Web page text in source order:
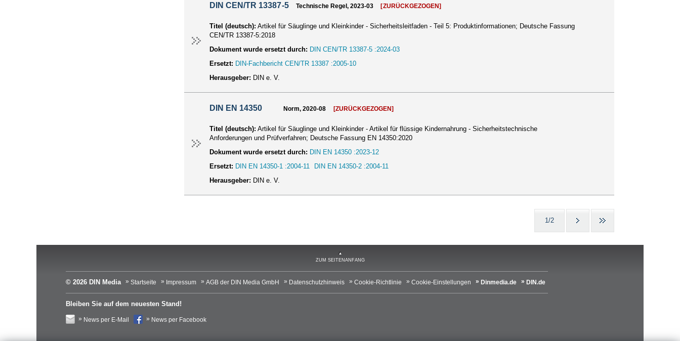
DIN CEN/TR 13387-5 Technische Regel, 2023-03 [ZURÜCKGEZOGEN]
Titel (deutsch): Artikel für Säuglinge und Kleinkinder - Sicherheitsleitfaden - Teil 5: Produktinformationen; Deutsche Fassung
CEN/TR 13387-5:2018
Dokument wurde ersetzt durch: DIN CEN/TR 13387-5 :2024-03
Ersetzt: DIN-Fachbericht CEN/TR 13387 :2005-10
Herausgeber: DIN e. V.
DIN EN 14350 Norm, 2020-08 [ZURÜCKGEZOGEN]
Titel (deutsch): Artikel für Säuglinge und Kleinkinder - Artikel für flüssige Kindernahrung - Sicherheitstechnische
Anforderungen und Prüfverfahren; Deutsche Fassung EN 14350:2020
Dokument wurde ersetzt durch: DIN EN 14350 :2023-12
Ersetzt: DIN EN 14350-1 :2004-11
DIN EN 14350-2 :2004-11
Herausgeber: DIN e. V.
1/2
ZUM SEITENANFANG
© 2026 DIN Media Startseite Impressum AGB der DIN Media GmbH Datenschutzhinweis Cookie-Richtlinie Cookie-Einstellungen Dinmedia.de DIN.de
Bleiben Sie auf dem neuesten Stand!
News per E-Mail News per Facebook